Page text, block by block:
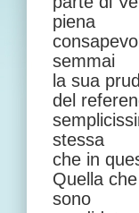
piena
semmai
la sua
del
stessa
che in
Quella
sono